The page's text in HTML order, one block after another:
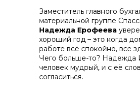
Заместитель главного
материальной группе
Надежда Ерофеева
хороший год – это когда
работе всё спокойно, все
Чего больше-то? Надежда
человек мудрый, и с её
согласиться.